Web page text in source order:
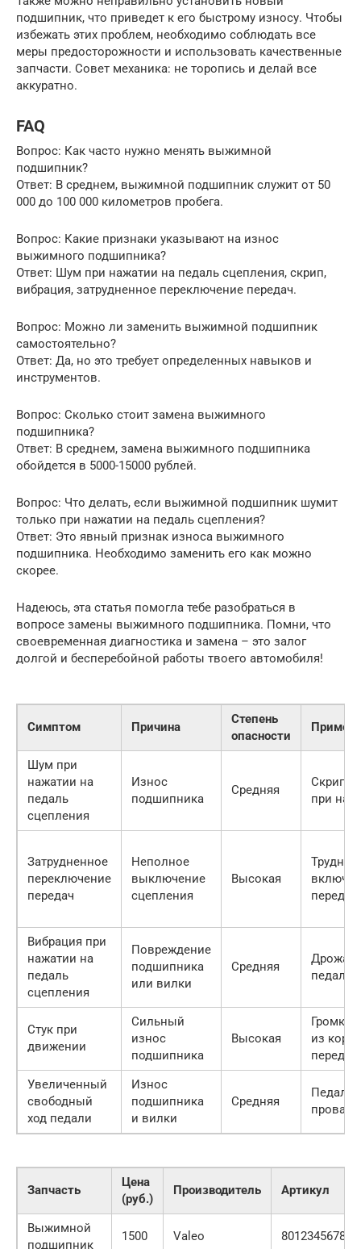
подшипник, что приведет к его быстрому износу. Чтобы
избежать этих проблем, необходимо соблюдать все
меры предосторожности и использовать качественные
запчасти. Совет механика: не торопись и делай все
аккуратно.
FAQ
Вопрос: Как часто нужно менять выжимной
подшипник?
Ответ: В среднем, выжимной подшипник служит от 50
000 до 100 000 километров пробега.
Вопрос: Какие признаки указывают на износ
выжимного подшипника?
Ответ: Шум при нажатии на педаль сцепления, скрип,
вибрация, затрудненное переключение передач.
Вопрос: Можно ли заменить выжимной подшипник
самостоятельно?
Ответ: Да, но это требует определенных навыков и
инструментов.
Вопрос: Сколько стоит замена выжимного
подшипника?
Ответ: В среднем, замена выжимного подшипника
обойдется в 5000-15000 рублей.
Вопрос: Что делать, если выжимной подшипник шумит
только при нажатии на педаль сцепления?
Ответ: Это явный признак износа выжимного
подшипника. Необходимо заменить его как можно
скорее.
Надеюсь, эта статья помогла тебе разобраться в
вопросе замены выжимного подшипника. Помни, что
своевременная диагностика и замена – это залог
долгой и бесперебойной работы твоего автомобиля!
Симптом Причина
Степень
опасности
Пример
Шум при
нажатии на
педаль
сцепления
Износ
подшипника
Средняя
Скрип
при
Затрудненное
переключение
передач
Неполное
выключение
сцепления
Высокая
передач
Вибрация при
нажатии на
педаль
сцепления
Повреждение
подшипника
или вилки
Средняя
педали
Стук при
движении
Сильный
износ
подшипника
Высокая
Громкий
из
передач
Увеличенный
свободный
ход педали
Износ
подшипника
и вилки
Средняя
Педаль
Запчасть
Цена
(руб.)
Производитель Артикул
Выжимной
подшипник
1500 Valeo 80123456789